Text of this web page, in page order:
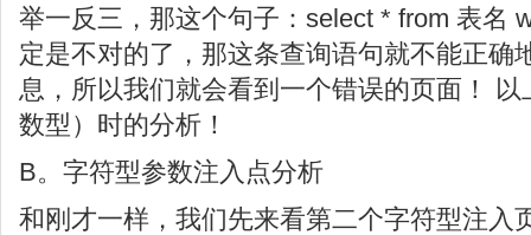
举一反三，那这个句子：select * from 表名
定是不对的了，那这条查询语句就不能正确
息，所以我们就会看到一个错误的页面！
数型）时的分析！
B。字符型参数注入点分析
和刚才一样，我们先来看第二个字符型注入